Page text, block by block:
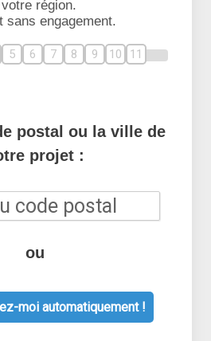
région.
sans engagement.
5 6 7 8 9 10 11
postal ou la ville de
projet :
ou
moi automatiquement !